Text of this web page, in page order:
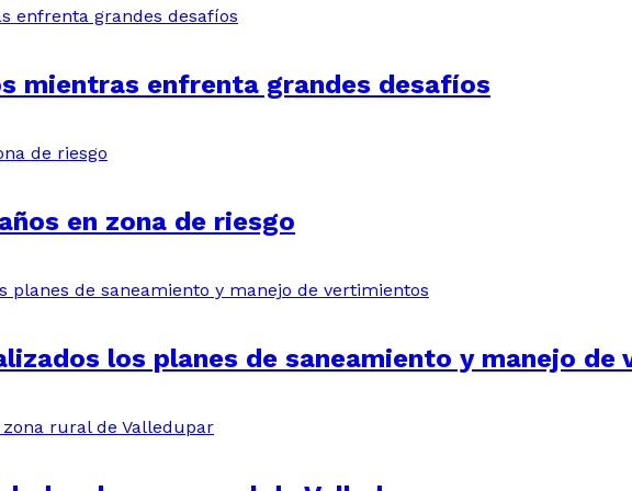
mientras enfrenta grandes desafíos
en zona de riesgo
los planes de saneamiento y manejo de